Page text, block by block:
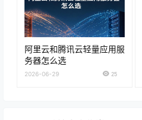
阿里云和腾讯云轻量应用服
务器怎么选
2026-06-29 25